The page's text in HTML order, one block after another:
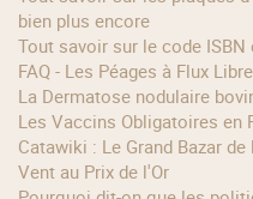
bien plus encore
Tout savoir sur le code
FAQ - Les Péages à Flux
La Dermatose nodulaire
Les Vaccins Obligatoires en
Catawiki : Le Grand Bazar de l’Imposture ou l'Art de Vendre du
Vent au Prix de l'Or